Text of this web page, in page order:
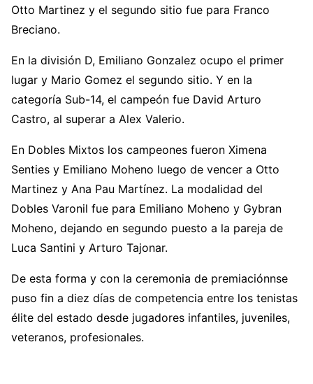
Otto Martinez y el segundo sitio fue para Franco
Breciano.
En la división D, Emiliano Gonzalez ocupo el primer
lugar y Mario Gomez el segundo sitio. Y en la
categoría Sub-14, el campeón fue David Arturo
Castro, al superar a Alex Valerio.
En Dobles Mixtos los campeones fueron Ximena
Senties y Emiliano Moheno luego de vencer a Otto
Martinez y Ana Pau Martínez. La modalidad del
Dobles Varonil fue para Emiliano Moheno y Gybran
Moheno, dejando en segundo puesto a la pareja de
Luca Santini y Arturo Tajonar.
De esta forma y con la ceremonia de premiaciónnse
puso fin a diez días de competencia entre los tenistas
élite del estado desde jugadores infantiles, juveniles,
veteranos, profesionales.